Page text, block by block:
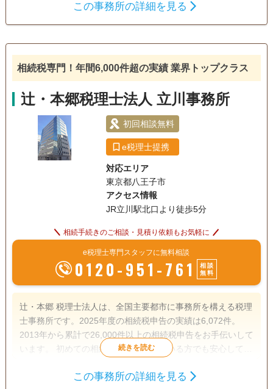
遺産分割
銀行手続き 戸籍収集 相続税対策
電話相談可 訪問可 土日相談可 初回相談無料
18時以降相談可 オンライン面談可 事務所面談可
この事務所の詳細を見る
相続税専門！年間6,000件超の実績 業界トップクラス
辻・本郷税理士法人 立川事務所
初回相談無料
e税理士提携
対応エリア
東京都八王子市
アクセス情報
JR立川駅北口より徒歩5分
相続手続きのご相談・見積り依頼もお気軽に
e税理士専門スタッフに無料相談
0120-951-761
相談
無料
辻・本郷 税理士法人は、全国主要都市に事務所を構える税理
士事務所です。2025年度の相続税申告の実績は6,072件。
2013年から累計で26,000件以上の相続税申告をお手伝いして
います。 初めての相続で不安を感じている方でも安心して相
サービスを提供するために、小さなお悩みやご事情まできめ
生前贈与
この事務所の詳細を見る